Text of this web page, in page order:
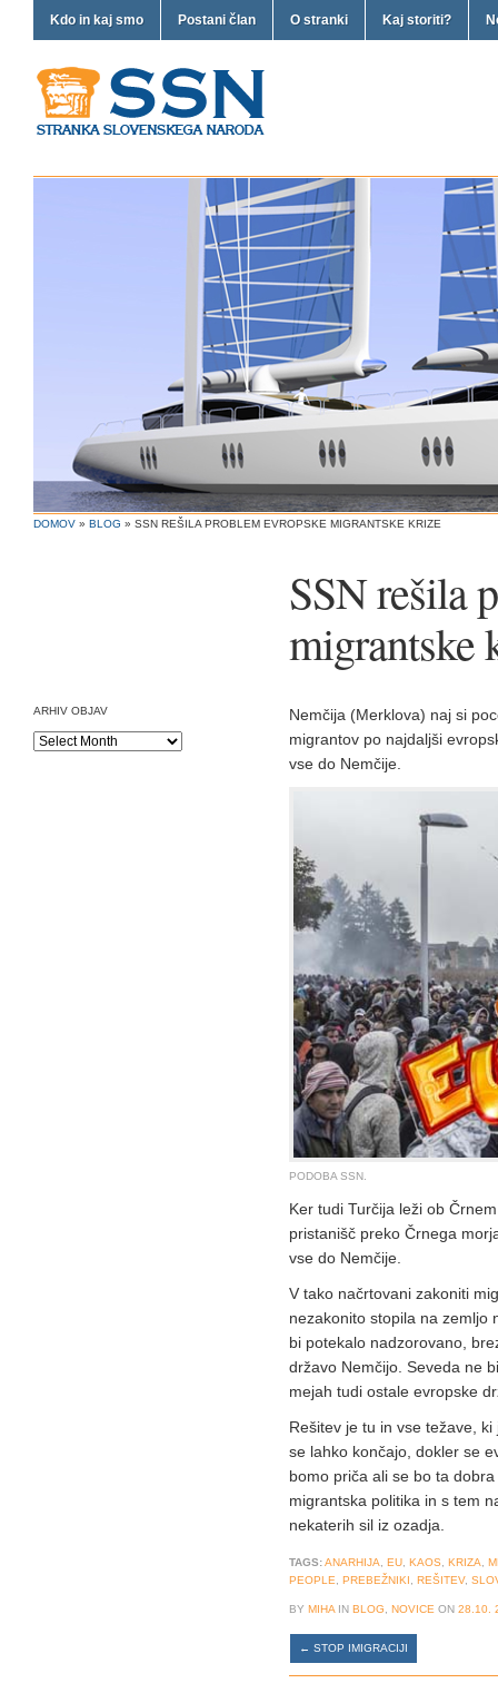
Kdo in kaj smo Postani član O stranki Kaj storiti?
DOMOV » BLOG » SSN REŠILA PROBLEM EVROPSKE MIGRANTSKE KRIZE
SSN rešila
migrantske
ARHIV OBJAV
Arhiv
Nemčija (Merklova) naj si
migrantov po najdaljši
vse do Nemčije.
PODOBA SSN.
Ker tudi Turčija leži ob
pristanišč preko Črnega
vse do Nemčije.
V tako načrtovani zakoniti
nezakonito stopila na zemljo
bi potekalo nadzorovano,
državo Nemčijo. Seveda ne
mejah tudi ostale evropske
Rešitev je tu in vse težave,
se lahko končajo, dokler se
bomo priča ali se bo ta
migrantska politika in s tem
nekaterih sil iz ozadja.
TAGS:ANARHIJA EU KAOS KRIZA
PEOPLE
PREBEŽNIKI REŠITEV,
BY MIHA IN BLOG NOVICE ON 28.10.
← STOP IMIGRACIJI